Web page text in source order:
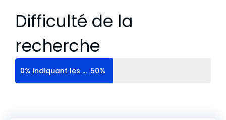
Difficulté de la
recherche
0% indiquant les profils les plus communs, et 100% les profils extrêmement rares 50%